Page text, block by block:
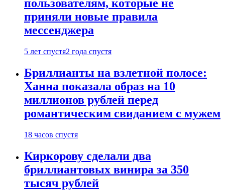
пользователям, которые не
приняли новые правила
мессенджера
5 лет спустя2 года спустя
Бриллианты на взлетной полосе:
Ханна показала образ на 10
миллионов рублей перед
романтическим свиданием с мужем
18 часов спустя
Киркорову сделали два
бриллиантовых винира за 350
тысяч рублей